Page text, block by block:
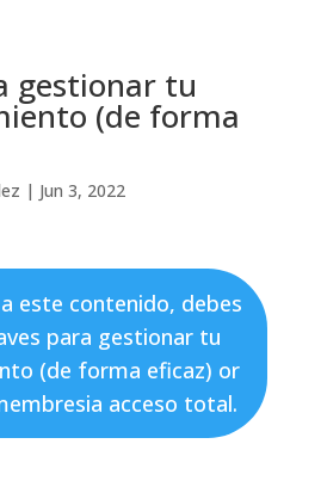
gestionar tu
(de forma
| Jun 3, 2022
este contenido, debes
para gestionar tu
(de forma eficaz) or
acceso total.